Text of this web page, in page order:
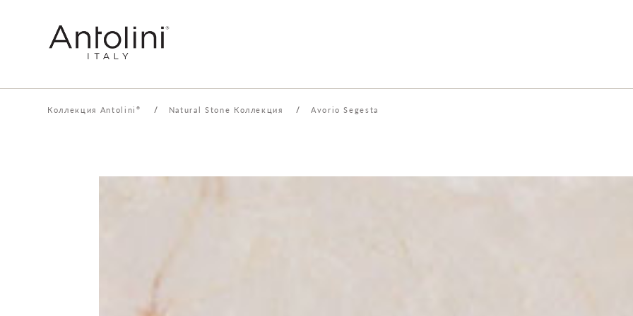
Коллекция Antolini ® / Natural Stone Коллекция / Avorio Segesta